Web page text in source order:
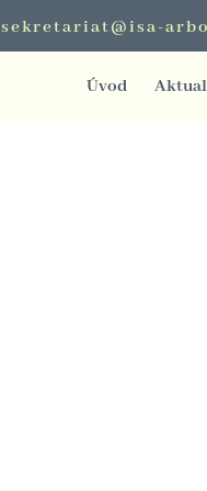
sekretariat@isa-
Úvod